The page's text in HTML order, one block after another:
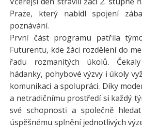
Praze, který nabídl spojení
poznávání.
První část programu patřila
Futurentu, kde žáci rozdělení do
řadu rozmanitých úkolů.
hádanky, pohybové výzvy i úkoly
komunikaci a spolupráci. Díky
a netradičnímu prostředí si každý
své schopnosti a společně
úspěšnému splnění jednotlivých